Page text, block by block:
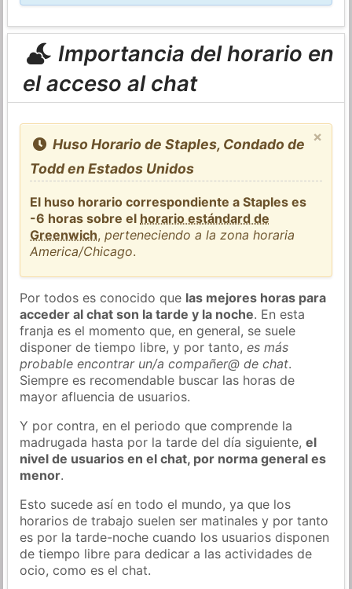
Importancia del horario en
el acceso al chat
×
Huso Horario de Staples, Condado de
Todd en Estados Unidos
El huso horario correspondiente a Staples es
-6 horas sobre el horario estándard de
Greenwich,perteneciendo a la zona horaria
America/Chicago.
Por todos es conocido que las mejores horas para
acceder al chat son la tarde y la noche. En esta
franja es el momento que, en general, se suele
disponer de tiempo libre, y por tanto,es más
probable encontrar un/a compañer@ de chat.
Siempre es recomendable buscar las horas de
mayor afluencia de usuarios.
Y por contra, en el periodo que comprende la
madrugada hasta por la tarde del día siguiente,el
nivel de usuarios en el chat, por norma general es
menor.
Esto sucede así en todo el mundo, ya que los
horarios de trabajo suelen ser matinales y por tanto
es por la tarde-noche cuando los usuarios disponen
de tiempo libre para dedicar a las actividades de
ocio, como es el chat.